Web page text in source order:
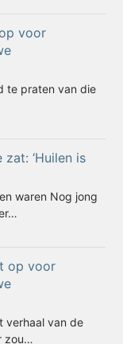
voor
te praten van die
‘Huilen is
waren Nog jong
op voor
verhaal van de
zou…